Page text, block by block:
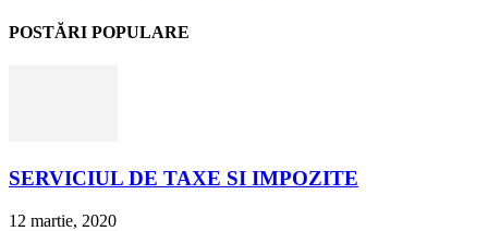
POSTĂRI POPULARE
SERVICIUL DE TAXE SI IMPOZITE
12 martie, 2020